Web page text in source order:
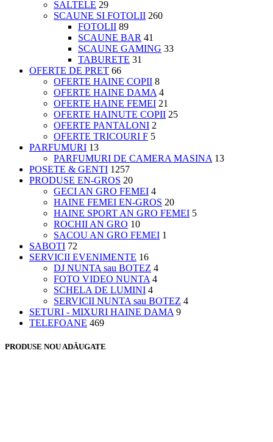
SALTELE 29
SCAUNE SI FOTOLII 260
FOTOLII 89
SCAUNE BAR 41
SCAUNE GAMING 33
TABURETE 31
OFERTE DE PRET 66
OFERTE HAINE COPII 8
OFERTE HAINE DAMA 4
OFERTE HAINE FEMEI 21
OFERTE HAINUTE COPII 25
OFERTE PANTALONI 2
OFERTE TRICOURI F 5
PARFUMURI 13
PARFUMURI DE CAMERA MASINA 13
POSETE & GENTI 1257
PRODUSE EN-GROS 20
GECI AN GRO FEMEI 4
HAINE FEMEI EN-GROS 20
HAINE SPORT AN GRO FEMEI 5
ROCHII AN GRO 10
SACOU AN GRO FEMEI 1
SABOTI 72
SERVICII EVENIMENTE 16
DJ NUNTA sau BOTEZ 4
FOTO VIDEO NUNTA 4
SCHELA DE LUMINI 4
SERVICII NUNTA sau BOTEZ 4
SETURI - MIXURI HAINE DAMA 9
TELEFOANE 469
PRODUSE NOU ADĂUGATE